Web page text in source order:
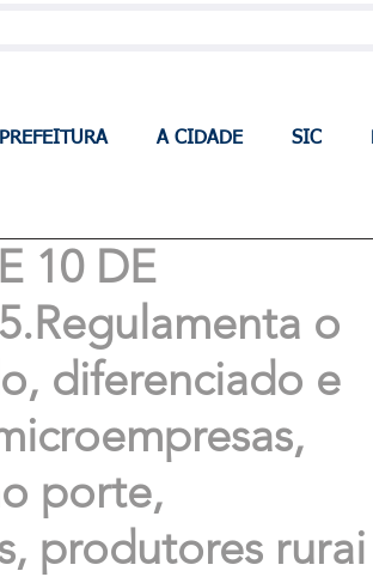
PREFEITURA A CIDADE SIC
10 DE
o
diferenciado e
porte,
produtores rurai